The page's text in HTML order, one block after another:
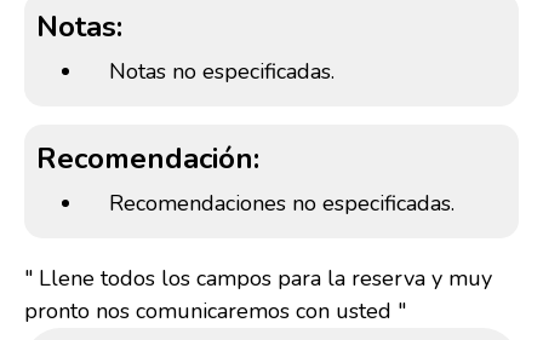
Notas:
Notas no especificadas.
Recomendación:
Recomendaciones no especificadas.
" Llene todos los campos para la reserva y muy
pronto nos comunicaremos con usted "